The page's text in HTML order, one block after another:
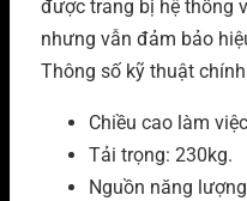
được trang bị hệ thống
nhưng vẫn đảm bảo
Thông số kỹ thuật
Chiều cao làm
Tải trọng: 230kg.
Nguồn năng